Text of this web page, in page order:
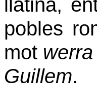
pobles
mot werra
Guillem.